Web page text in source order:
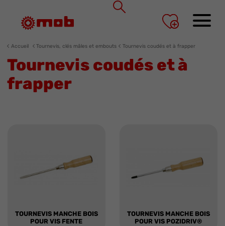
Accueil Tournevis, clés mâles et embouts Tournevis coudés et à frapper
Tournevis coudés et à
frapper
TOURNEVIS MANCHE BOIS
POUR VIS FENTE
TOURNEVIS MANCHE BOIS
POUR VIS POZIDRIV®